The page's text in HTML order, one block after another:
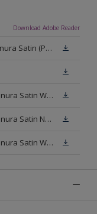
Download Adobe Reader
Technisch Informatieblad Rubbol Finura Satin (PDF)
Veiligheidsinformatieblad Rubbol Finura Satin W05 (MSDS)
Veiligheidsinformatieblad Rubbol Finura Satin N00 (MSDS)
Veiligheidsinformatieblad Rubbol Finura Satin White (MSDS)